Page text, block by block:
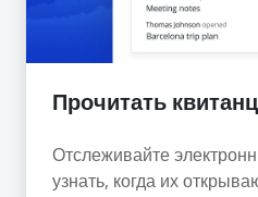
Прочитать
Отслеживайте
узнать, когда их